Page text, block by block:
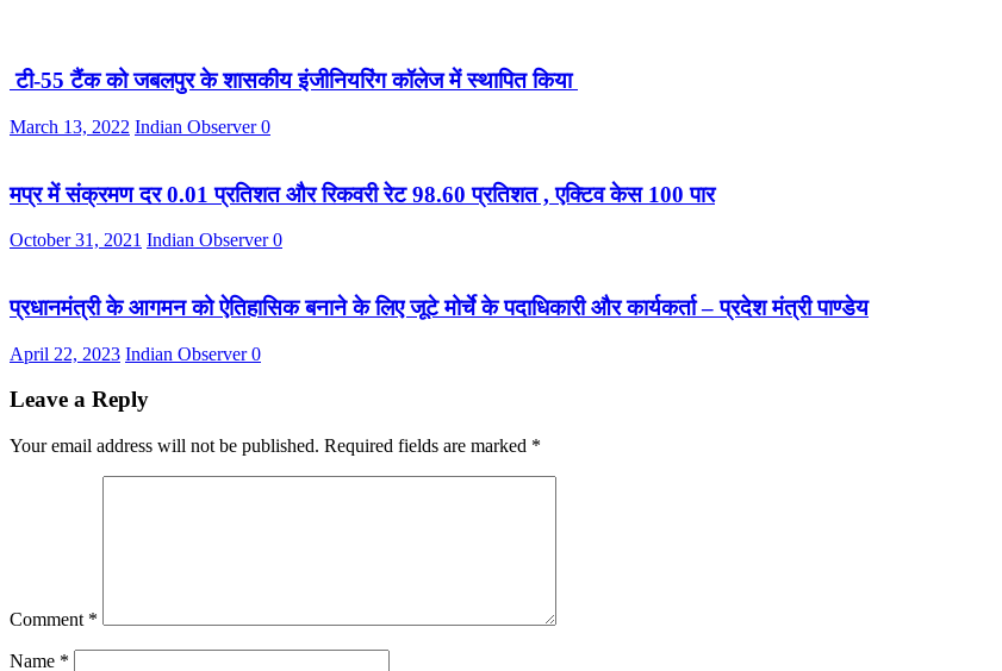
टी-55 टैंक को जबलपुर के शासकीय इंजीनियरिंग कॉलेज में स्थापित किया
March 13, 2022 Indian Observer0
मप्र में संक्रमण दर 0.01 प्रतिशत और रिकवरी रेट 98.60 प्रतिशत , एक्टिव केस 100 पार
October 31, 2021 Indian Observer0
प्रधानमंत्री के आगमन को ऐतिहासिक बनाने के लिए जूटे मोर्चे के पदाधिकारी और कार्यकर्ता – प्रदेश मंत्री पाण्डेय
April 22, 2023 Indian Observer0
Leave a Reply
Your email address will not be published. Required fields are marked *
Comment *
Name *